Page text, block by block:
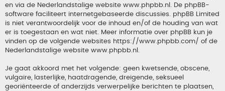
en via de Nederlandstalige website www.phpbb.nl . De phpBB-
software faciliteert internetgebaseerde discussies. phpBB Limited
is niet verantwoordelijk voor de inhoud en/of de houding van wat
er is toegestaan en wat niet. Meer informatie over phpBB kun je
vinden op de volgende websites https://www.phpbb.com/ of de
Nederlandstalige website www.phpbb.nl
Je gaat akkoord met het volgende: geen kwetsende, obscene,
vulgaire, lasterlijke, haatdragende, dreigende, seksueel
georiënteerde of anderzijds verwerpelijke berichten te plaatsen,